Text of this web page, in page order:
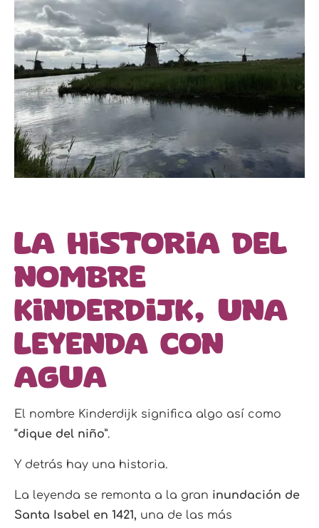
La historia del
nombre
Kinderdijk, una
leyenda con
agua
El nombre Kinderdijk significa algo así como
“dique del niño”.
Y detrás hay una historia.
La leyenda se remonta a la gran inundación de
Santa Isabel en 1421, una de las más